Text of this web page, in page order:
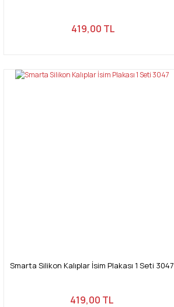
419,00 TL
Smarta Silikon Kalıplar İsim Plakası 1 Seti 3047
419,00 TL